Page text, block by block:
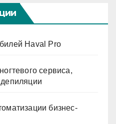
Haval Pro
сервиса,
бизнес-